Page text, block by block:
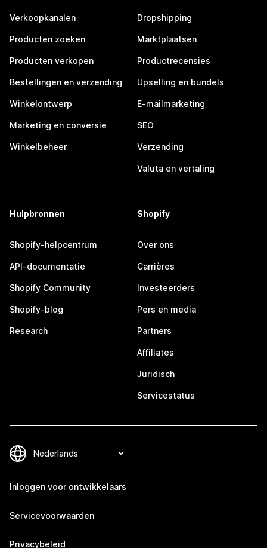
Verkoopkanalen
Producten zoeken
Producten verkopen
Bestellingen en verzending
Winkelontwerp
Marketing en conversie
Winkelbeheer
Dropshipping
Marktplaatsen
Productrecensies
Upselling en bundels
E-mailmarketing
SEO
Verzending
Valuta en vertaling
Hulpbronnen
Shopify-helpcentrum
API-documentatie
Shopify Community
Shopify-blog
Research
Shopify
Over ons
Carrières
Investeerders
Pers en media
Partners
Affiliates
Juridisch
Servicestatus
Inloggen voor ontwikkelaars
Servicevoorwaarden
Privacybeleid